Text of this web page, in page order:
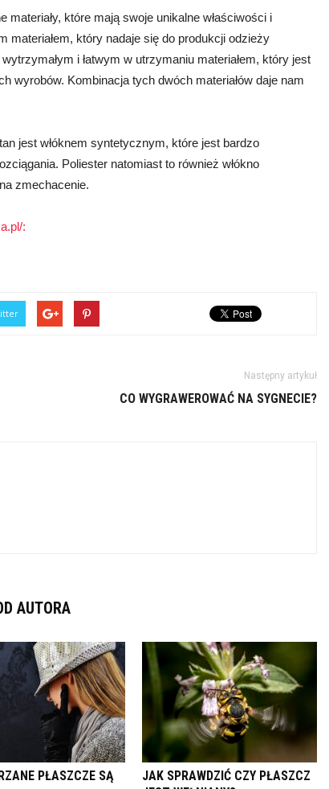
które mają swoje unikalne właściwości i
który nadaje się do produkcji odzieży
i łatwym w utrzymaniu materiałem, który jest
wyrobów. Kombinacja tych dwóch materiałów daje nam
jest włóknem syntetycznym, które jest bardzo
Poliester natomiast to również włókno
zmechacenie.
:
Następny artykuł
CO WYGRAWEROWAĆ NA SYGNECIE?
AUTORA
PŁASZCZE SĄ
JAK SPRAWDZIĆ CZY PŁASZCZ